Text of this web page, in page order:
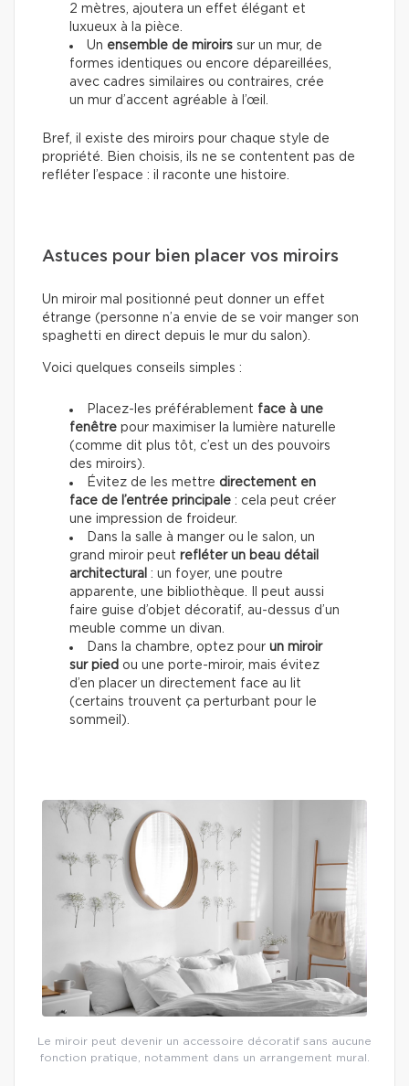
2 mètres, ajoutera un effet élégant et
luxueux à la pièce.
Un ensemble de miroirs sur un mur, de
formes identiques ou encore dépareillées,
avec cadres similaires ou contraires, crée
un mur d’accent agréable à l’œil.
Bref, il existe des miroirs pour chaque style de
propriété. Bien choisis, ils ne se contentent pas de
refléter l’espace : il raconte une histoire.
Astuces pour bien placer vos miroirs
Un miroir mal positionné peut donner un effet
étrange (personne n’a envie de se voir manger son
spaghetti en direct depuis le mur du salon).
Voici quelques conseils simples :
Placez-les préférablement face à une
fenêtre pour maximiser la lumière naturelle
(comme dit plus tôt, c’est un des pouvoirs
des miroirs).
Évitez de les mettre directement en
face de l’entrée principale : cela peut créer
une impression de froideur.
Dans la salle à manger ou le salon, un
grand miroir peut refléter un beau détail
architectural : un foyer, une poutre
apparente, une bibliothèque. Il peut aussi
faire guise d’objet décoratif, au-dessus d’un
meuble comme un divan.
Dans la chambre, optez pour un miroir
sur pied ou une porte-miroir, mais évitez
d’en placer un directement face au lit
(certains trouvent ça perturbant pour le
sommeil).
Le miroir peut devenir un accessoire décoratif sans aucune
fonction pratique, notamment dans un arrangement mural.